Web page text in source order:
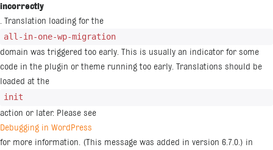
incorrectly
. Translation loading for the
all-in-one-wp-migration
domain was triggered too early. This is usually an indicator for some
code in the plugin or theme running too early. Translations should be
loaded at the
init
action or later. Please see
Debugging in WordPress
for more information. (This message was added in version 6.7.0.) in